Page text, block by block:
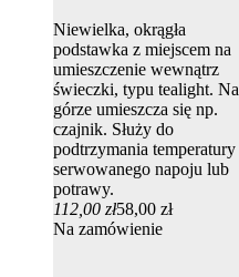
Niewielka, okrągła
podstawka z miejscem na
umieszczenie wewnątrz
świeczki, typu tealight. Na
górze umieszcza się np.
czajnik. Służy do
podtrzymania temperatury
serwowanego napoju lub
potrawy.
112,00 zł58,00 zł
Na zamówienie